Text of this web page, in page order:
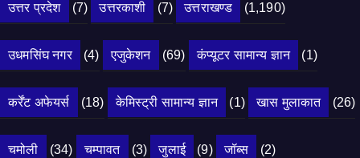
उत्तर प्रदेश (7) उत्तरकाशी (7) उत्तराखण्ड (1,190)
उधमसिंघ नगर (4) एजुकेशन (69) कंप्यूटर सामान्य ज्ञान (1)
कर्रेंट अफेयर्स (18) केमिस्ट्री सामान्य ज्ञान (1) खास मुलाकात (26)
चमोली (34) चम्पावत (3) जुलाई (9) जॉब्स (2)